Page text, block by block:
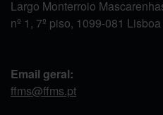
Largo Monterroio
nº 1, 7º piso, 1099-081
Email geral:
ffms@ffms.pt